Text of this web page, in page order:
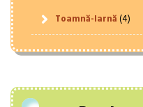
Toamnă-Iarnă(4)